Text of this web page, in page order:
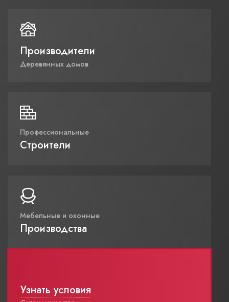
Производители
Деревянных домов
Профессиональные
Строители
Мебельные и оконные
Производства
Узнать условия